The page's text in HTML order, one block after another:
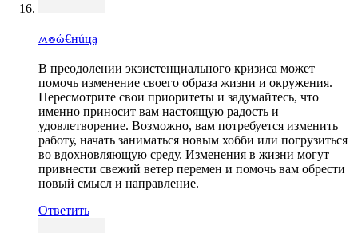
ʍ๏ώ€нúцą
В преодолении экзистенциального кризиса может
помочь изменение своего образа жизни и окружения.
Пересмотрите свои приоритеты и задумайтесь, что
именно приносит вам настоящую радость и
удовлетворение. Возможно, вам потребуется изменить
работу, начать заниматься новым хобби или погрузиться
во вдохновляющую среду. Изменения в жизни могут
привнести свежий ветер перемен и помочь вам обрести
новый смысл и направление.
Ответить